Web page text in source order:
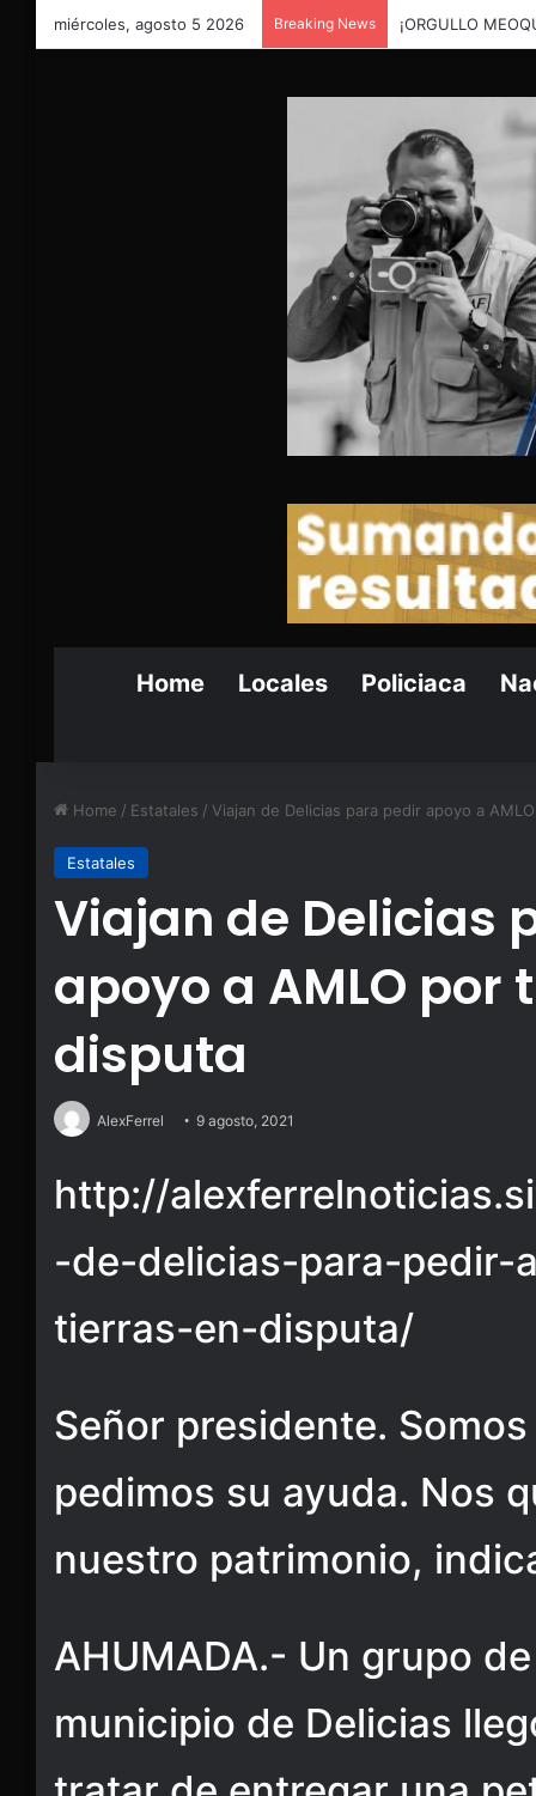
miércoles, agosto 5 2026 Breaking News ¡ORGULLO
Home Locales Policiaca
Home / Estatales / Viajan de Delicias para pedir apoyo a
Estatales
Viajan de Delicias
apoyo a AMLO por
disputa
AlexFerrel 9 agosto, 2021
http://
-de-delicias-para-pedir-
tierras-en-disputa/
Señor presidente.
pedimos su ayuda. Nos
nuestro patrimonio,
AHUMADA.- Un grupo
municipio de Delicias